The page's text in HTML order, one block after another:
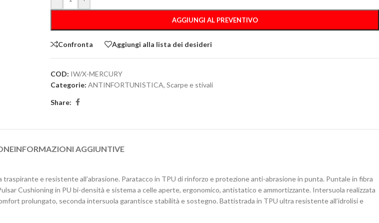
AGGIUNGI AL PREVENTIVO
Confronta Aggiungi alla lista dei desideri
COD: IW/X-MERCURY
Categorie: ANTINFORTUNISTICA, Scarpe e stivali
Share:
INFORMAZIONI AGGIUNTIVE
e resistente all’abrasione. Paratacco in TPU di rinforzo e protezione anti-abrasione in punta. Puntale in fibra
Cushioning in PU bi-densità e sistema a celle aperte, ergonomico, antistatico e ammortizzante. Intersuola realizzata
prolungato, seconda intersuola garantisce stabilità e sostegno. Battistrada in TPU ultra resistente all’idrolisi e